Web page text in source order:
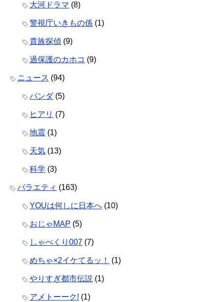
大河ドラマ (8)
警視庁いきもの係 (1)
貴族探偵 (9)
過保護のカホコ (9)
ニュース (94)
パンダ(5)
ヒアリ (7)
地震 (1)
天気 (13)
科学 (3)
バラエティ (163)
YOUは何しに日本へ (10)
おじゃMAP (5)
しゃべくり007 (7)
めちゃ×2イケてるッ！ (1)
やりすぎ都市伝説 (1)
アメトーーク! (1)